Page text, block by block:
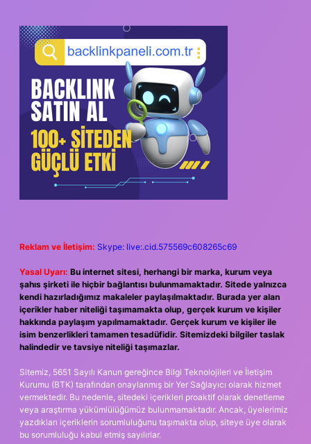
Reklam ve İletişim: Skype: live:.cid.575569c608265c69
Yasal Uyarı: Bu internet sitesi, herhangi bir marka, kurum veya
şahıs şirketi ile hiçbir bağlantısı bulunmamaktadır. Sitede yalnızca
kendi hazırladığımız makaleler paylaşılmaktadır. Burada yer alan
içerikler haber niteliği taşımamakta olup, gerçek kurum ve kişiler
hakkında paylaşım yapılmamaktadır. Gerçek kurum ve kişiler ile
isim benzerlikleri tamamen tesadüfidir. Sitemizdeki bilgiler taslak
halindedir ve tavsiye niteliği taşımazlar.
Sitemiz, 5651 Sayılı Kanun gereğince Bilgi Teknolojileri ve İletişim
Kurumu (BTK) tarafından onaylanmış bir Yer Sağlayıcı olarak hizmet
vermektedir. Bu nedenle, sitedeki içerikleri proaktif olarak denetleme
veya araştırma yükümlülüğümüz bulunmamaktadır. Ancak, üyelerimiz
yazdıkları içeriklerin sorumluluğunu taşımakta olup, siteye üye olarak
bu sorumluluğu kabul etmiş sayılırlar.